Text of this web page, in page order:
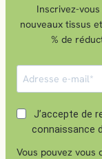
Inscrivez-
nouveaux tissus
% de
J’accepte de
connaissance
Vous pouvez